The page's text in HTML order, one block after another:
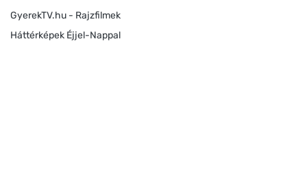
GyerekTV.hu - Rajzfilmek
Háttérképek Éjjel-Nappal